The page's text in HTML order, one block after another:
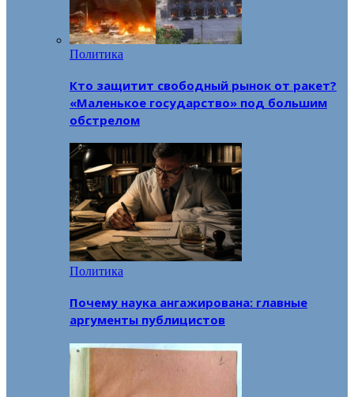
Политика
Кто защитит свободный рынок от ракет?
«Маленькое государство» под большим
обстрелом
Политика
Почему наука ангажирована: главные
аргументы публицистов